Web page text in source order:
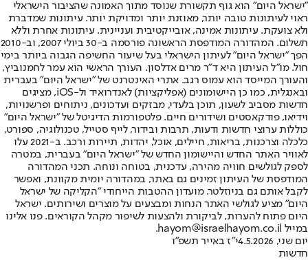
"ישראל היום" הוא גוף תקשורת שנוסד מתוך האמונה שהציבור הישראלי
ראוי לעיתונות טובה יותר, מאוזנת יותר ומדויקת יותר. עיתונות שמדברת
ולא צועקת. עיתונות אמינה, אובייקטיבית ועניינית. עיתונות אחרת וללא
תשלום. המהדורה המודפסת הראשונה פורסמה ב-30 ביולי 2007, וב-2010
הפך "ישראל היום" לעיתון הישראלי בעל שיעור החשיפה הגבוה ביותר בימי
חול. מו"ל העיתון היא ד"ר מרים אדלסון. העורך הראשי הוא עמר לחמנוביץ,
והעורך המייסד הוא עמוס רגב. אתרי האינטרנט של "ישראל היום" בעברית
ובאנגלית, כמו כן היישומונים (אפליקציות) לאנדרואיד ול-iOS, מציגים
חדשות מסביב לשעון, תוכן בלעדי, מבזקים ועדכונים, ניתוחים ופרשנויות,
וידיאו, פודקאסטים ושידורים חיים. פלטפורמות הדיגיטל של "ישראל היום"
כוללות ערוצי חדשות ודעות, תרבות ובידור, לייף סטייל, טכנולוגיה, ספורט,
כלכלה וצרכנות, בריאות, חיילים, אוכל, יהדות, תיירות ורכב. ב-2021 עלו
לאוויר האתר החדש והיישומון החדש של "ישראל היום" בעברית, במטרה
לספק לגולשים חוויה מהירה, עדכנית, בטוחה ונוחה. תכני המהדורה
המודפסת של העיתון זמינים גם באתר, במהדורה יומית מקוונת, ואפשר
לקבל אותם גם בניוזלטר. מועדון ההטבות הייחודי "הקליקה של ישראל
היום" מציע לגולשי האתר הנחות ומבצעים על מוצרים ושירותים. ישראל
היום פתוח להערות, לביקורת ולהצעות לשיפור מקהל הקוראים. פנו אלינו
במייל hayom@israelhayom.co.il.
יום שני, 4.5.2026
י"ז באייר תשפ"ו
חדשות